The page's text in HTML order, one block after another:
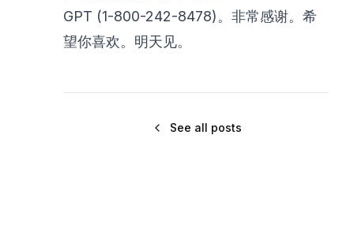
GPT (1-800-242-8478)。非常感谢。希
望你喜欢。明天见。
See all posts